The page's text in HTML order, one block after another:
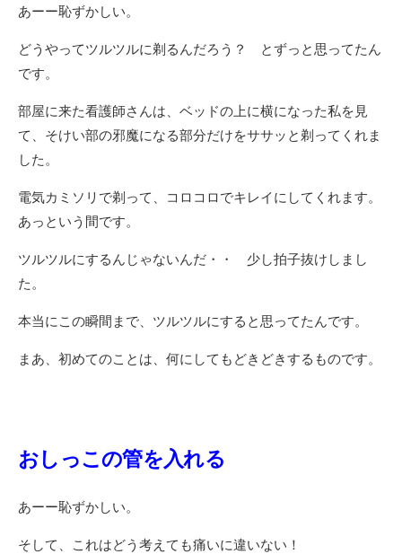
あーー恥ずかしい。
どうやってツルツルに剃るんだろう？ とずっと思ってたん
です。
部屋に来た看護師さんは、ベッドの上に横になった私を見
て、そけい部の邪魔になる部分だけをササッと剃ってくれま
した。
電気カミソリで剃って、コロコロでキレイにしてくれます。
あっという間です。
ツルツルにするんじゃないんだ・・ 少し拍子抜けしまし
た。
本当にこの瞬間まで、ツルツルにすると思ってたんです。
まあ、初めてのことは、何にしてもどきどきするものです。
おしっこの管を入れる
あーー恥ずかしい。
そして、これはどう考えても痛いに違いない！